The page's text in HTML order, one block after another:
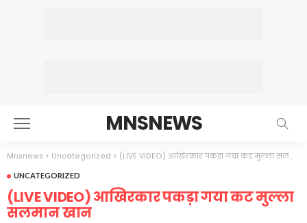
MNSNEWS
Mnsnews > Uncategorized > (LIVE VIDEO) आखिरकार पकड़ा गया कट मुल्ला सलमान खान
UNCATEGORIZED
(LIVE VIDEO) आखिरकार पकड़ा गया कट मुल्ला
सलमान खान